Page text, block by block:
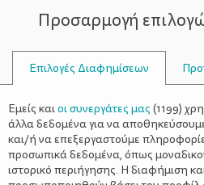
Προσαρμογή
Επιλογές Διαφημίσεων
Εμείς καιοι συνεργάτες μας (1199)
άλλα δεδομένα για να
και/ή να επεξεργαστούμε
προσωπικά δεδομένα, όπως
ιστορικό περιήγησης. Η διαφήμιση